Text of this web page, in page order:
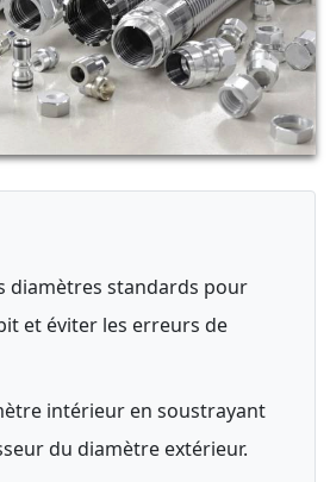
diamètres standards pour
et éviter les erreurs de
intérieur en soustrayant
du diamètre extérieur.